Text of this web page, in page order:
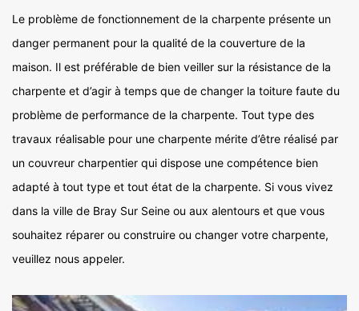
Le problème de fonctionnement de la charpente présente un
danger permanent pour la qualité de la couverture de la
maison. Il est préférable de bien veiller sur la résistance de la
charpente et d’agir à temps que de changer la toiture faute du
problème de performance de la charpente. Tout type des
travaux réalisable pour une charpente mérite d’être réalisé par
un couvreur charpentier qui dispose une compétence bien
adapté à tout type et tout état de la charpente. Si vous vivez
dans la ville de Bray Sur Seine ou aux alentours et que vous
souhaitez réparer ou construire ou changer votre charpente,
veuillez nous appeler.